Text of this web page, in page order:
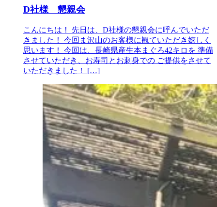
D社様 懇親会
こんにちは！ 先日は、D社様の懇親会に呼んでいただ
きました！ 今回ま沢山のお客様に観ていただき嬉しく
思います！ 今回は、長崎県産生本まぐろ42キロを 準備
させていただき、お寿司とお刺身での ご提供をさせて
いただきました！ […]